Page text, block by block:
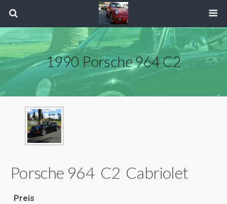
1990 Porsche 964 C2
Porsche 964 C2 Cabriolet
Preis